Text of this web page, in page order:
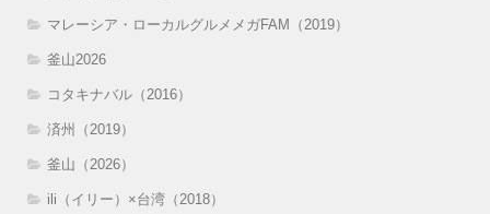
マレーシア・ローカルグルメメガFAM（2019）
釜山2026
コタキナバル（2016）
済州（2019）
釜山（2026）
ili（イリー）×台湾（2018）